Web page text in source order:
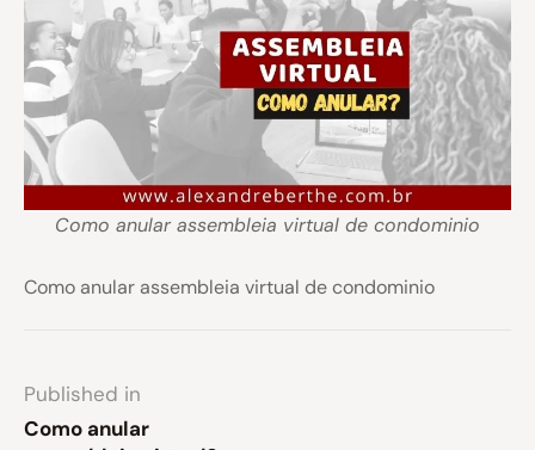
Como anular assembleia virtual de condominio
Como anular assembleia virtual de condominio
Published in
Como anular